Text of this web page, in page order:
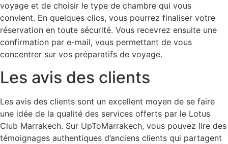
voyage et de choisir le type de chambre qui vous
convient. En quelques clics, vous pourrez finaliser votre
réservation en toute sécurité. Vous recevrez ensuite une
confirmation par e-mail, vous permettant de vous
concentrer sur vos préparatifs de voyage.
Les avis des clients
Les avis des clients sont un excellent moyen de se faire
une idée de la qualité des services offerts par le Lotus
Club Marrakech. Sur UpToMarrakech, vous pouvez lire des
témoignages authentiques d’anciens clients qui partagent